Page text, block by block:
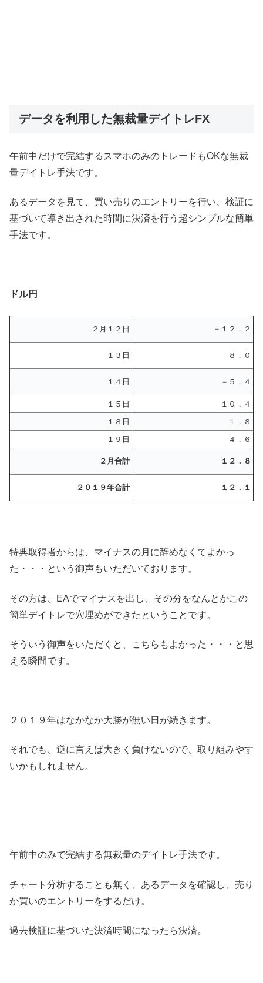
データを利用した無裁量デイトレFX
午前中だけで完結するスマホのみのトレードもOKな無裁
量デイトレ手法です。
あるデータを見て、買い売りのエントリーを行い、検証に
基づいて導き出された時間に決済を行う超シンプルな簡単
手法です。
ドル円
２月１２日 －１２．２
１３日 ８．０
１４日 －５．４
１５日
１０．４
１８日
１．８
１９日
４．６
２月合計 １２．８
２０１９年合計 １２．１
特典取得者からは、マイナスの月に辞めなくてよかっ
た・・・という御声もいただいております。
その方は、EAでマイナスを出し、その分をなんとかこの
簡単デイトレで穴埋めができたということです。
そういう御声をいただくと、こちらもよかった・・・と思
える瞬間です。
２０１９年はなかなか大勝が無い日が続きます。
それでも、逆に言えば大きく負けないので、取り組みやす
いかもしれません。
午前中のみで完結する無裁量のデイトレ手法です。
チャート分析することも無く、あるデータを確認し、売り
か買いのエントリーをするだけ。
過去検証に基づいた決済時間になったら決済。